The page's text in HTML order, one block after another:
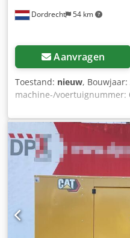
Dordrecht 54 km
Aanvragen
Toestand: nieuw, Bouwjaar:
machine-/voertuignummer:
,
Toepassingsgebied: bouw
Generatorvermogen: 165
117 x 175 cm CE-
Neem contact op met
Verdere opties en
- Stalen dak - Tankwagen